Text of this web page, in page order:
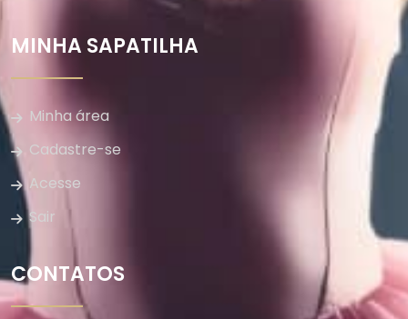
MINHA SAPATILHA
Minha área
Cadastre-se
Acesse
Sair
CONTATOS